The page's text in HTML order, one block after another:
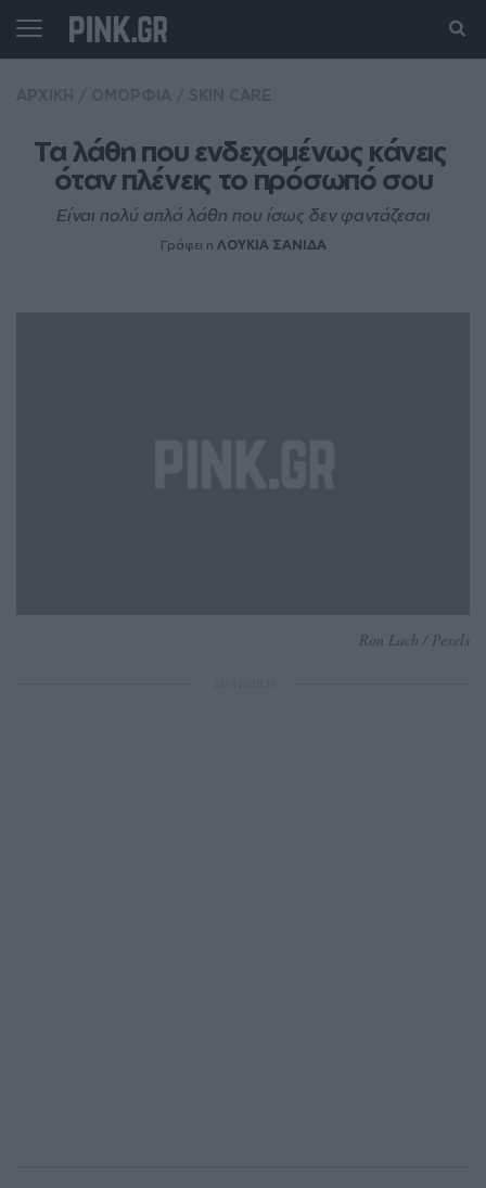
Τα λάθη που ενδεχομένως κάνεις
όταν πλένεις το πρόσωπό σου
Είναι πολύ απλά λάθη που ίσως δεν φαντάζεσαι
Γράφει η ΛΟΥΚΙΑ ΣΑΝΙΔΑ
Ron Lach / Pexels